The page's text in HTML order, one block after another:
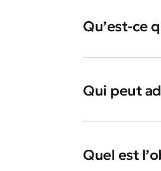
Qu’est-ce
Qui peut
Quel est